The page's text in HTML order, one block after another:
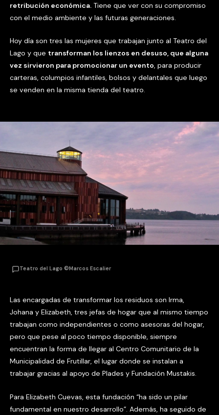
retribución económica. Tiene que ver con su compromiso
con el medio ambiente y las futuras generaciones.
Hoy día son tres las mujeres que trabajan junto al Teatro del
Lago y que transforman los lienzos en desuso, que alguna
vez sirvieron para promocionar un evento, para producir
carteras, columpios infantiles, bolsos y delantales que luego
se venden en la misma tienda del teatro.
Teatro del Lago ©Marcos Escalier
Las encargadas de transformar los residuos son Irma,
Johana y Elizabeth, tres jefas de hogar que al mismo tiempo
trabajan como independientes o como asesoras del hogar,
pero que pese al poco tiempo disponible, siempre
encuentran la forma de llegar al Centro Comunitario de la
Municipalidad de Frutillar, el lugar donde se instalan a
trabajar gracias al apoyo de Plades y Fundación Mustakis.
Para Elizabeth Cuevas, esta fundación “ha sido un pilar
fundamental en nuestro desarrollo”. Además, ha seguido de